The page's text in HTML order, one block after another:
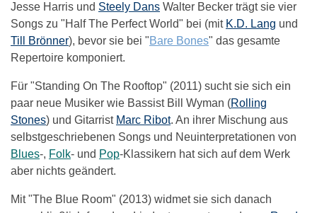
Jesse Harris und Steely Dans Walter Becker trägt sie vier
Songs zu "Half The Perfect World" bei (mit K.D. Lang und
Till Brönner), bevor sie bei "Bare Bones" das gesamte
Repertoire komponiert.
Für "Standing On The Rooftop" (2011) sucht sie sich ein
paar neue Musiker wie Bassist Bill Wyman (Rolling
Stones) und Gitarrist Marc Ribot. An ihrer Mischung aus
selbstgeschriebenen Songs und Neuinterpretationen von
Blues-, Folk- und Pop-Klassikern hat sich auf dem Werk
aber nichts geändert.
Mit "The Blue Room" (2013) widmet sie sich danach